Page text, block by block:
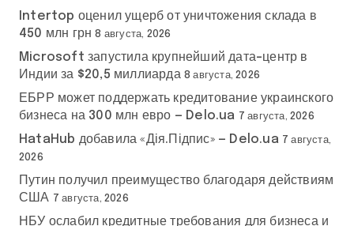
Intertop оценил ущерб от уничтожения склада в
450 млн грн 8 августа, 2026
Microsoft запустила крупнейший дата-центр в
Индии за $20,5 миллиарда 8 августа, 2026
ЕБРР может поддержать кредитование украинского
бизнеса на 300 млн евро — Delo.ua 7 августа, 2026
HataHub добавила «Дія.Підпис» — Delo.ua 7 августа,
2026
Путин получил преимущество благодаря действиям
США 7 августа, 2026
НБУ ослабил кредитные требования для бизнеса и